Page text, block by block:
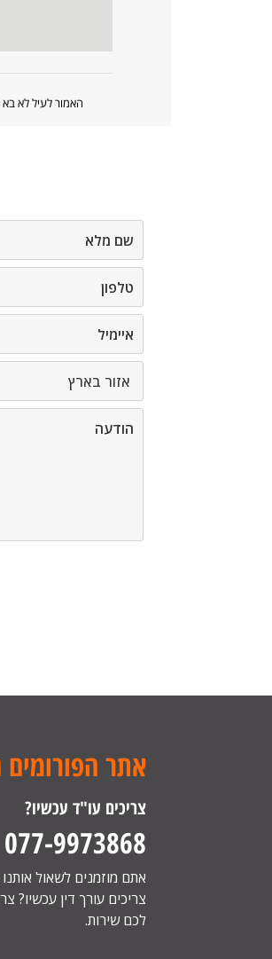
האמור לעיל לא
אתר
צריכים עו"ד עכשיו?
077-9973868
אתם מוזמנים לשאול
צריכים עורך דין עכשיו?
לכם שירות.